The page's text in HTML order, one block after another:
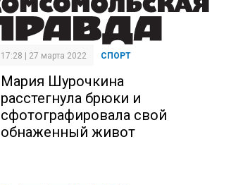
17:28 | 27 марта 2022 СПОРТ
Мария Шурочкина
расстегнула брюки и
сфотографировала свой
обнаженный живот